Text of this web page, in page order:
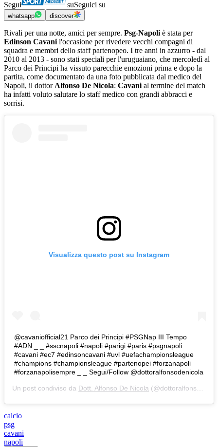
Segui suSeguici su
whatsapp discover
Rivali per una notte, amici per sempre. Psg-Napoli è stata per
Edinson Cavani l'occasione per rivedere vecchi compagni di
squadra e membri dello staff partenopeo. I tre anni in azzurro - dal
2010 al 2013 - sono stati speciali per l'uruguaiano, che mercoledì al
Parco dei Principi ha vissuto parecchie emozioni prima e dopo la
partita, come documentato da una foto pubblicata dal medico del
Napoli, il dottor Alfonso De Nicola: Cavani al termine del match
ha infatti voluto salutare lo staff medico con grandi abbracci e
sorrisi.
Visualizza questo post su Instagram
@cavaniofficial21 Parco dei Principi #PSGNap III Tempo
#ADN _ _ #sscnapoli #napoli #parigi #paris #psgnapoli
#cavani #ec7 #edinsoncavani #uvl #uefachampionsleague
#champions #championsleague #partenopei #forzanapoli
#forzanapolisempre _ _ Segui/Follow @dottoralfonsodenicola
Un post condiviso da Dott. Alfonso De Nicola (@dottoralfonsodenicola) in data:
calcio
psg
cavani
napoli